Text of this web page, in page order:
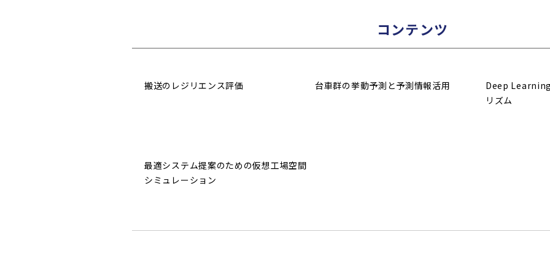
コンテンツ
搬送のレジリエンス評価 台車群の挙動予測と予測情報活用
Deep
リズム
最適システム提案のための仮想工場空間
シミュレーション